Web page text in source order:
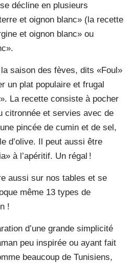
décline en plusieurs
et oignon blanc» (la recette
et oignon blanc» ou
saison des fèves, dits «Foul»
un plat populaire et frugal
La recette consiste à pocher
citronnée et servies avec de
pincée de cumin et de sel,
d’olive. Il peut aussi être
à l’apéritif. Un régal !
aussi sur nos tables et se
même 13 types de
!
d’une grande simplicité
peu inspirée ou ayant fait
beaucoup de Tunisiens,